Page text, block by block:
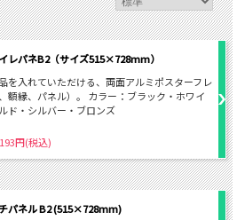
レパネB2（サイズ515×728mm）
を入れていただける、両面アルミポスターフレ
額縁、パネル）。 カラー：ブラック・ホワイ
ド・シルバー・ブロンズ
円(税込)
パネル B2 (515×728mm)